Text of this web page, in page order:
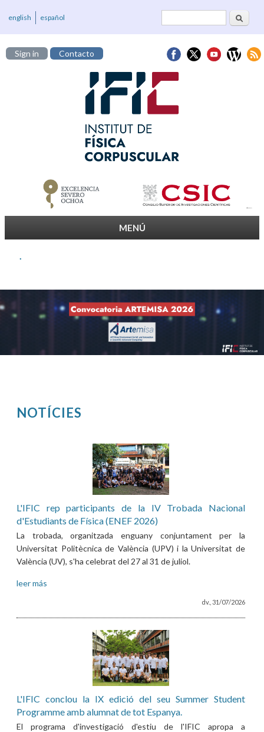
Formulari deCerca
english español
Sign in Contacto
MENÚ
.
NOTÍCIES
L'IFIC rep participants de la IV Trobada Nacional
d'Estudiants de Física (ENEF 2026)
La trobada, organitzada enguany conjuntament per la
Universitat Politècnica de València (UPV) i la Universitat de
València (UV), s'ha celebrat del 27 al 31 de juliol.
leer más
dv., 31/07/2026
L'IFIC conclou la IX edició del seu Summer Student
Programme amb alumnat de tot Espanya.
El programa d'investigació d'estiu de l'IFIC apropa a